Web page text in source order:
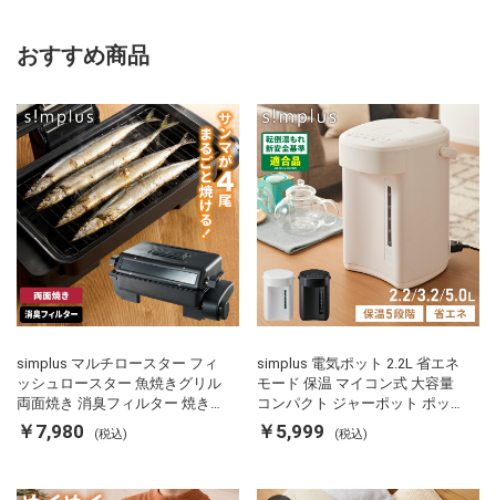
おすすめ商品
simplus マルチロースター フィ
ッシュロースター 魚焼きグリル
両面焼き 消臭フィルター 焼き魚
両面ヒーター タイマー付き SP-
FRS01 マットブラック シンプラ
￥7,980 (税込)
simplus 電気ポット 2.2L 省エネ
モード 保温 マイコン式 大容量
コンパクト ジャーポット ポット
カルキ抜き 空焚き防止 温度調節
軽量 SP-PD22 シンプラス
￥5,999 (税込)